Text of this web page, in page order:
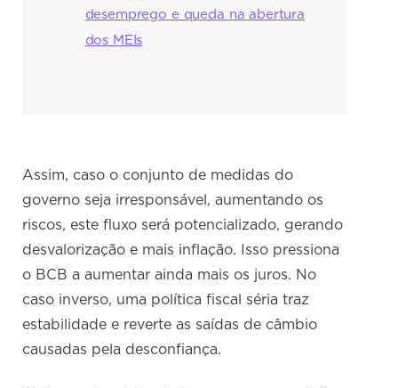
desemprego e queda na abertura
dos MEIs
Assim, caso o conjunto de medidas do
governo seja irresponsável, aumentando os
riscos, este fluxo será potencializado, gerando
desvalorização e mais inflação. Isso pressiona
o BCB a aumentar ainda mais os juros. No
caso inverso, uma política fiscal séria traz
estabilidade e reverte as saídas de câmbio
causadas pela desconfiança.